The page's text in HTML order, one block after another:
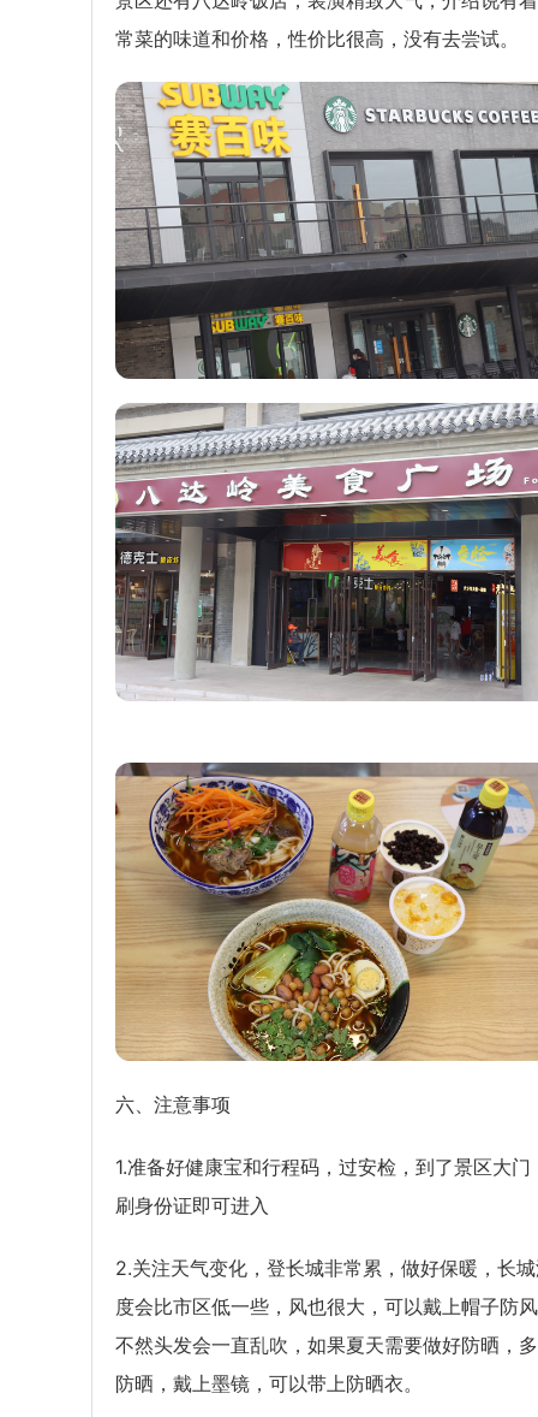
常菜的味道和价格，性价比很高，没有去尝试。
六、注意事项
1.准备好健康宝和行程码，过安检，到了景区大门
刷身份证即可进入
2.关注天气变化，登长城非常累，做好保暖，长
度会比市区低一些，风也很大，可以戴上帽子防
不然头发会一直乱吹，如果夏天需要做好防晒，
防晒，戴上墨镜，可以带上防晒衣。